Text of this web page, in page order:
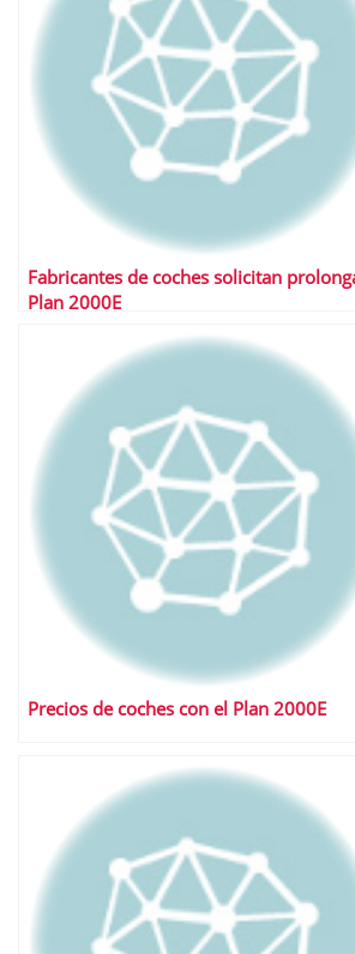
Fabricantes de coches solicitan
Plan 2000E
Precios de coches con el Plan 2000E